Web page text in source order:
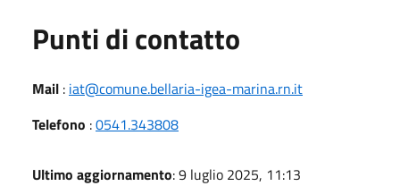
Punti di contatto
Mail : iat@comune.bellaria-igea-marina.rn.it
Telefono :0541.343808
Ultimo aggiornamento: 9 luglio 2025, 11:13